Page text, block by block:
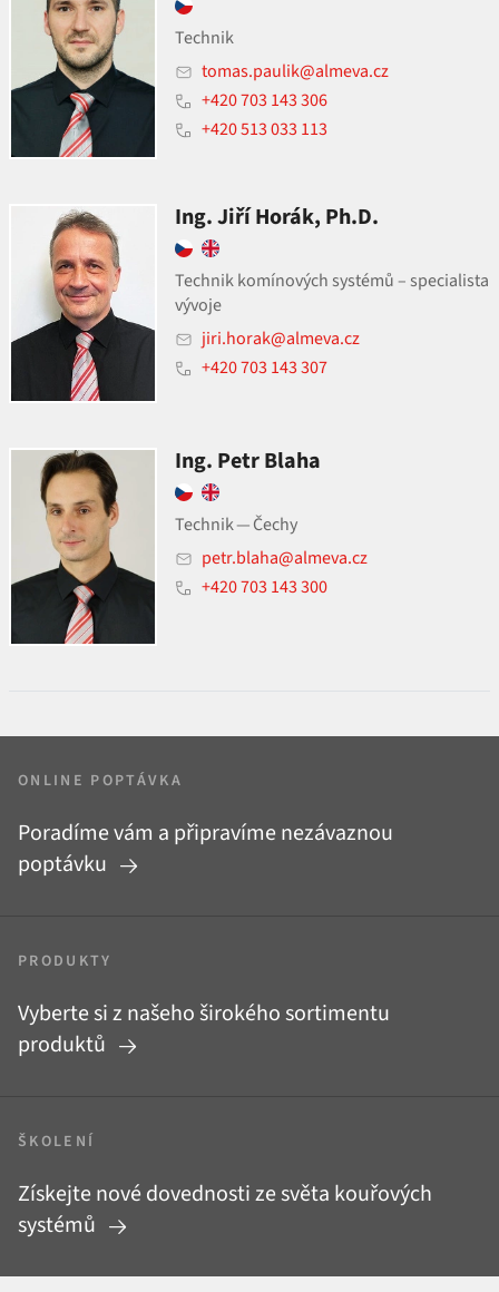
Technik
tomas.paulik@almeva.cz
+420 703 143 306
+420 513 033 113
Ing. Jiří Horák, Ph.D.
Technik komínových systémů – specialista
vývoje
jiri.horak@almeva.cz
+420 703 143 307
Ing. Petr Blaha
Technik — Čechy
petr.blaha@almeva.cz
+420 703 143 300
ONLINE POPTÁVKA
Poradíme vám a připravíme nezávaznou
poptávku
PRODUKTY
Vyberte si z našeho širokého sortimentu
produktů
ŠKOLENÍ
Získejte nové dovednosti ze světa kouřových
systémů